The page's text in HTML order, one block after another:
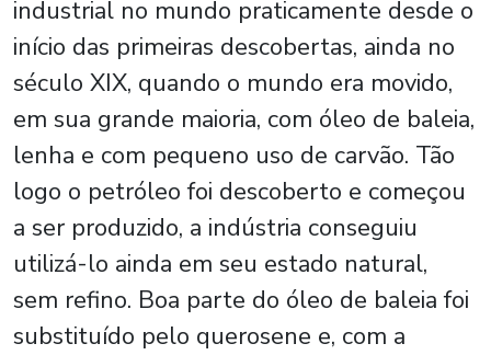
industrial no mundo praticamente desde o
início das primeiras descobertas, ainda no
século XIX, quando o mundo era movido,
em sua grande maioria, com óleo de baleia,
lenha e com pequeno uso de carvão. Tão
logo o petróleo foi descoberto e começou
a ser produzido, a indústria conseguiu
utilizá-lo ainda em seu estado natural,
sem refino. Boa parte do óleo de baleia foi
substituído pelo querosene e, com a